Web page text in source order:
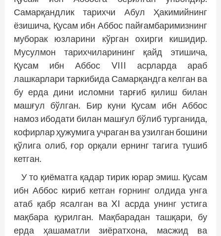
Самарқандлик тарихчи Абул Ҳакимийнинг
ёзишича, Қусам ибн Аббос пайғамбаримизнинг
муборак юзларини кўрган охирги кишидир.
Мусулмон тарихчиларининг қайд этишича,
Қусам ибн Аббос VIII асрларда араб
лашкарлари таркибида Самарқандга келган ва
бу ерда дини исломни тарғиб қилиш билан
машғул бўлган. Бир куни Қусам ибн Аббос
намоз ибодати билан машғул бўлиб турганида,
кофирлар ҳужумига учраган ва узилган бошини
қўлига олиб, ғор орқали ернинг тагига тушиб
кетган.
У то қиёматга қадар тирик юрар эмиш. Қусам
ибн Аббос кириб кетган ғорнинг олдида унга
атаб қабр ясалган ва XI асрда унинг устига
мақбара қурилган. Мақбарадан ташқари, бу
ерда ҳашаматли зиёратхона, масжид ва